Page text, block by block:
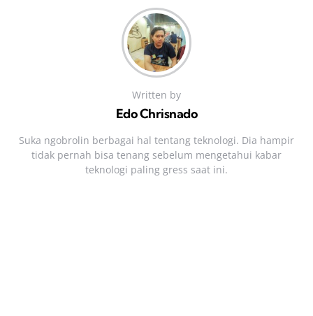
Written by
Edo Chrisnado
Suka ngobrolin berbagai hal tentang teknologi. Dia hampir
tidak pernah bisa tenang sebelum mengetahui kabar
teknologi paling gress saat ini.